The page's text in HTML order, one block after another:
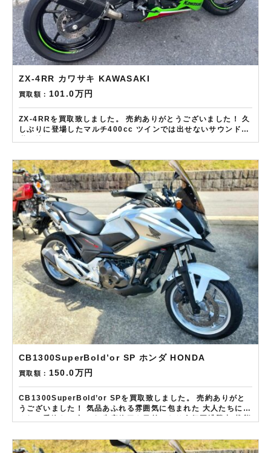
ZX-4RR カワサキ KAWASAKI
買取額： 101.0万円
ZX-4RRを買取致しました。 売約ありがとうございました！ 久
しぶりに登場したマルチ400cc ツインでは出せないサウンドが
お客様にAmazonギフトカード１万分を進呈しております！ さ
らに特典として↓↓↓ 現在バイク査定ドットコムではキャンペー
ンとして次回Amazonギフトカード1万円分が必ずもらえるスペ
シャルカードを贈呈中です。2台目から半永続的に使えますし何
とご紹介頂いても適用となります。無事成約しましたら
Amazonギフト券を贈呈致します！！！ ※但し50㏄以下の原付
は除く。皆様のご用命お待ちしております！！！
CB1300SuperBold’or SP ホンダ HONDA
買取額： 150.0万円
CB1300SuperBold’or SPを買取致しました。 売約ありがと
うございました！ 気品あふれる雰囲気に包まれた 大人たちに愛
LINE・HP・FB・Instagramからご依頼のお客様にAmazonギ
フトカード１万分を進呈しております！ さらに特典として↓↓↓